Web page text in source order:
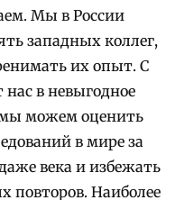
Мы в России
западных коллег,
их опыт. С
нас в невыгодное
можем оценить
в мире за
века и избежать
Наиболее